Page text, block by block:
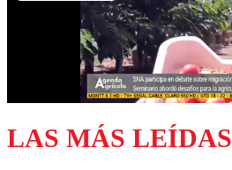
LAS MÁS LEÍDAS